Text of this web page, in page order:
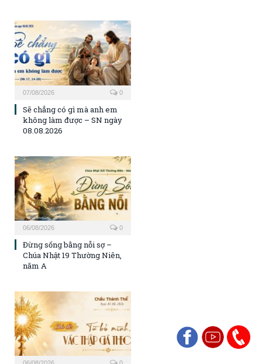
07/08/2026 0
Sẽ chẳng có gì mà anh em
không làm được – SN ngày
08.08.2026
06/08/2026 0
Đừng sống bằng nỗi sợ –
Chúa Nhật 19 Thường Niên,
năm A